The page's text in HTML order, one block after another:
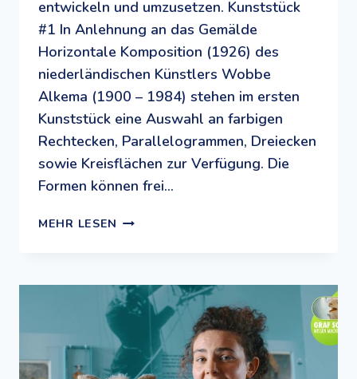
entwickeln und umzusetzen. Kunststück
#1 In Anlehnung an das Gemälde
Horizontale Komposition (1926) des
niederländischen Künstlers Wobbe
Alkema (1900 – 1984) stehen im ersten
Kunststück eine Auswahl an farbigen
Rechtecken, Parallelogrammen, Dreiecken
sowie Kreisflächen zur Verfügung. Die
Formen können frei…
MEHR LESEN #DEINKUNSTSTUECK:
FÜR
KINDER
JUGENDLICHE